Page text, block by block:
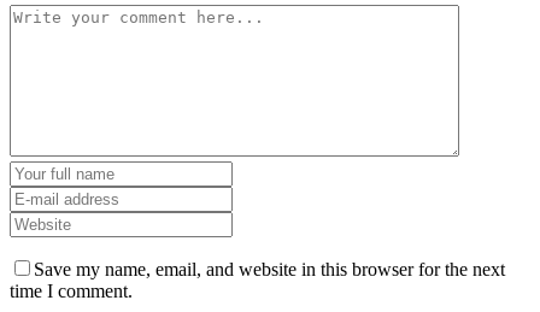
Save my name, email, and website in this browser for the next
time I comment.